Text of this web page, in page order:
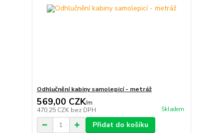
Odhlučnění kabiny samolepicí - metráž
569,00 CZK/m
470,25 CZK bez DPH Skladem
Přidat do košíku